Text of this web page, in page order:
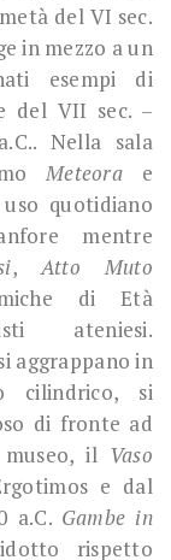
del VI sec.
in mezzo a un
esempi di
del VII sec. –
Nella sala
Meteora e
quotidiano
mentre
,Atto Muto
di Età
ateniesi.
aggrappano in
cilindrico, si
di fronte ad
il Vaso
e dal
a.C. Gambe in
rispetto